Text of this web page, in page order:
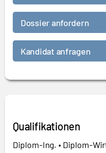
Dossier anfordern
Kandidat anfragen
Qualifikationen
Diplom-Ing. • Diplom-